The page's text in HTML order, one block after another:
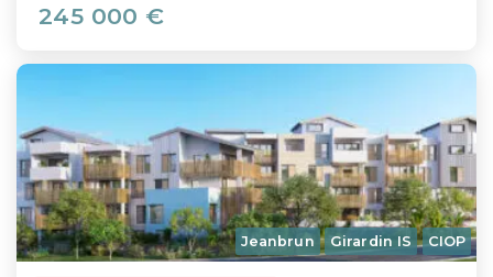
245 000 €
Jeanbrun Girardin IS CIOP